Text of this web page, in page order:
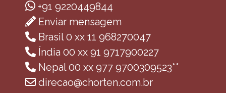
+91 9220449844
Enviar mensagem
Brasil 0 xx 11 968270047
Índia 00 xx 91 9717900227
Nepal 00 xx 977 9700309523**
direcao@chorten.com.br